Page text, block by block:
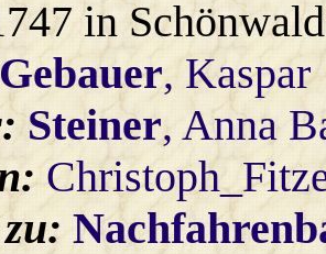
in
Gebauer, Kaspar
Steiner, Anna